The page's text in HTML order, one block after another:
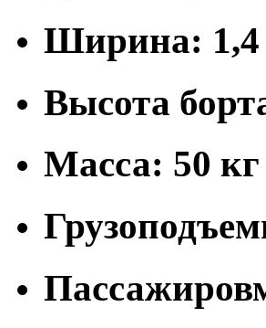
Ширина:
Высота
Масса: 50 кг